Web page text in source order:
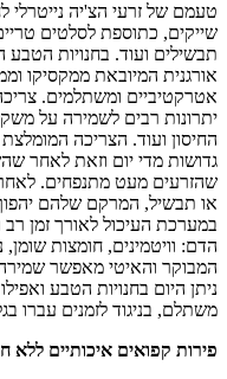
טעמם של זרעי הצ'יה נייטרלי
שייקים, כתוספת לסלטים
תבשילים ועוד. בחנויות הטבע
אורגנית המיובאת ממקסיקו
אטרקטיביים ומשתלמים.
יתרונות רבים לשמירה על
החיסון ועוד. הצריכה
גדושות מדי יום וזאת לאחר
שהזרעים מעט מתנפחים. לאחר
או תבשיל, המרקם שלהם
במערכת העיכול לאורך זמן רב
הדם: וויטמינים, חומצות שומן,
המבוקר והאיטי מאפשר שמירה
ניתן היום בחנויות הטבע
משתלם, בניגוד לזמנים עברו
פירות קפואים איכותיים ללא